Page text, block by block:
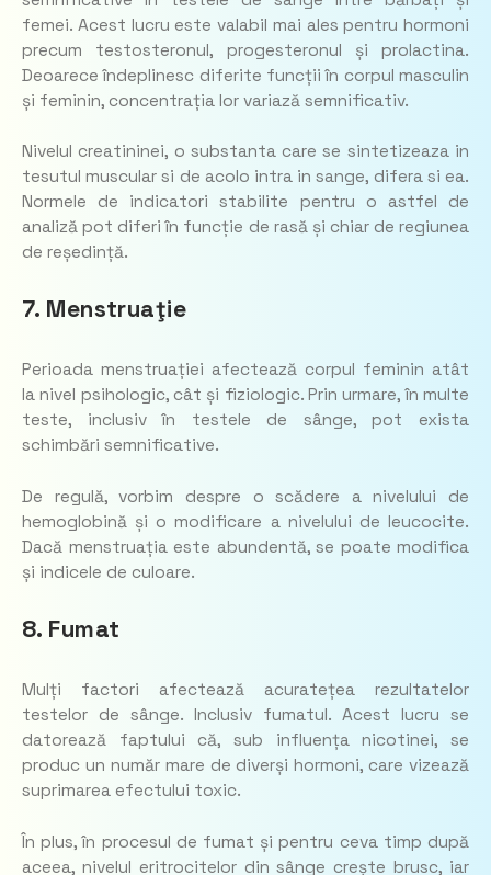
femei. Acest lucru este valabil mai ales pentru hormoni
precum testosteronul, progesteronul și prolactina.
Deoarece îndeplinesc diferite funcții în corpul masculin
și feminin, concentrația lor variază semnificativ.
Nivelul creatininei, o substanta care se sintetizeaza in
tesutul muscular si de acolo intra in sange, difera si ea.
Normele de indicatori stabilite pentru o astfel de
analiză pot diferi în funcție de rasă și chiar de regiunea
de reședință.
7. Menstruaţie
Perioada menstruației afectează corpul feminin atât
la nivel psihologic, cât și fiziologic. Prin urmare, în multe
teste, inclusiv în testele de sânge, pot exista
schimbări semnificative.
De regulă, vorbim despre o scădere a nivelului de
hemoglobină și o modificare a nivelului de leucocite.
Dacă menstruația este abundentă, se poate modifica
și indicele de culoare.
8. Fumat
Mulți factori afectează acuratețea rezultatelor
testelor de sânge. Inclusiv fumatul. Acest lucru se
datorează faptului că, sub influența nicotinei, se
produc un număr mare de diverși hormoni, care vizează
suprimarea efectului toxic.
În plus, în procesul de fumat și pentru ceva timp după
aceea, nivelul eritrocitelor din sânge crește brusc, iar